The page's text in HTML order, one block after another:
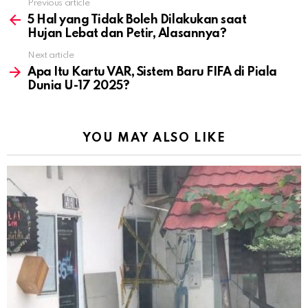
more
Previous article
5 Hal yang Tidak Boleh Dilakukan saat
Hujan Lebat dan Petir, Alasannya?
Next article
Apa Itu Kartu VAR, Sistem Baru FIFA di Piala
Dunia U-17 2025?
YOU MAY ALSO LIKE